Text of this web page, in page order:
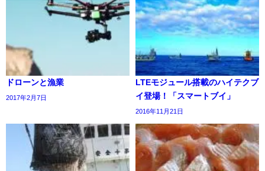
ドローンと漁業
2017年2月7日
LTEモジュール搭載のハイテクブ
イ登場！「スマートブイ」
2016年11月21日